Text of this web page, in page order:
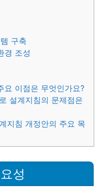
구축
경 조성
요 이점은 무엇인가요?
설계지침의 문제점은
지침 개정안의 주요 목
성